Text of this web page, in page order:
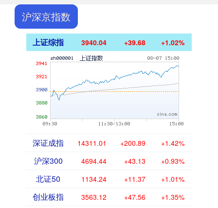
沪深京指数
上证综指 3940.04 +39.68 +1.02%
深证成指 14311.01 +200.89 +1.42%
沪深300 4694.44 +43.13 +0.93%
北证50 1134.24 +11.37 +1.01%
创业板指 3563.12 +47.56 +1.35%